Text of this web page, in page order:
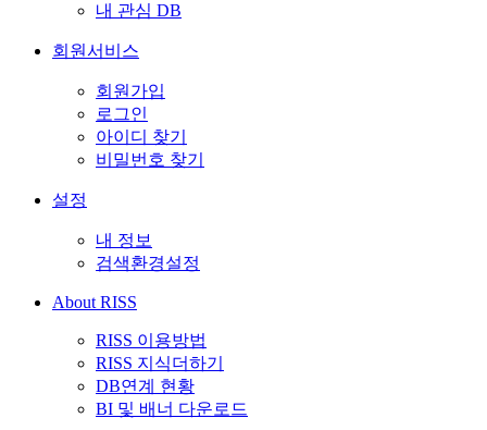
내 관심 DB
회원서비스
회원가입
로그인
아이디 찾기
비밀번호 찾기
설정
내 정보
검색환경설정
About RISS
RISS 이용방법
RISS 지식더하기
DB연계 현황
BI 및 배너 다운로드